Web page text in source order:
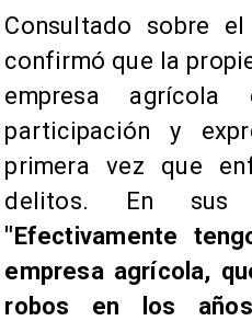
Consultado sobre
confirmó que la
empresa
participación y
primera vez que
delitos. En sus
"Efectivamente
empresa agrícola,
robos en los